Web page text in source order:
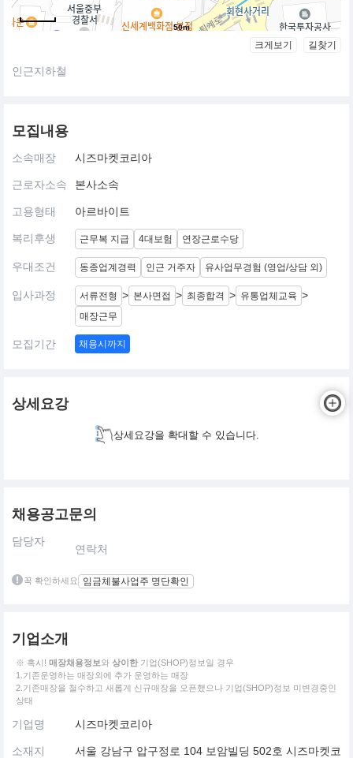
50m
크게보기 길찾기
인근지하철
모집내용
소속매장 시즈마켓코리아
근로자소속 본사소속
고용형태 아르바이트
복리후생 근무복 지급 4대보험 연장근로수당
우대조건 동종업계경력 인근 거주자 유사업무경험 (영업/상담 외)
입사과정 서류전형 > 본사면접 > 최종합격 > 유통업체교육 >
매장근무
모집기간 채용시까지
상세요강
상세요강을 확대할 수 있습니다.
채용공고문의
담당자
연락처
꼭 확인하세요 임금체불사업주 명단확인
기업소개
※ 혹시! 매장채용정보와 상이한 기업(SHOP)정보일 경우
1.기존운영하는 매장외에 추가 운영하는 매장
2.기존매장을 철수하고 새롭게 신규매장을 오픈했으나 기업(SHOP)정보 미변경중인
상태
기업명 시즈마켓코리아
소재지
서울 강남구 압구정로 104 보암빌딩 502호 시즈마켓코